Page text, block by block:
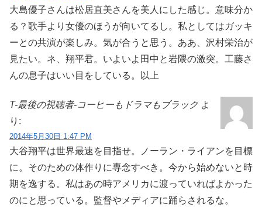
大島優子さんは松居直美さんを美人にした感じ。意味分か
る？歌手より女優のほうが向いてるし。私としてはガッキ
ーとの共演が楽しみ。気が合うと思う。ああ、沢村栄治が
見たい。ネ、翔平君。いよいよ田中と岩隈の激突。工藤さ
んの息子はいい目をしている。以上
T-最後の視聴者-コーヒーもドラマもブラック よ
り:
2014年5月30日 1:47 PM
大谷翔平は世界最速を目指せ。ノーラン・ライアンを目標
に。そのための体作りに専念すべき。今から始めないと時
期を逸する。私はあの時アメリカに渡っていればよかった
のにと思っている。監督やメディアに踊らされるな。